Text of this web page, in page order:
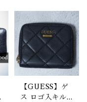
【GUESS】ゲ
ス ロゴ入キル